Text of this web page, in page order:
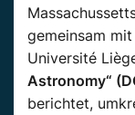
gemeinsam
Université
Astronomy“
berichtet,